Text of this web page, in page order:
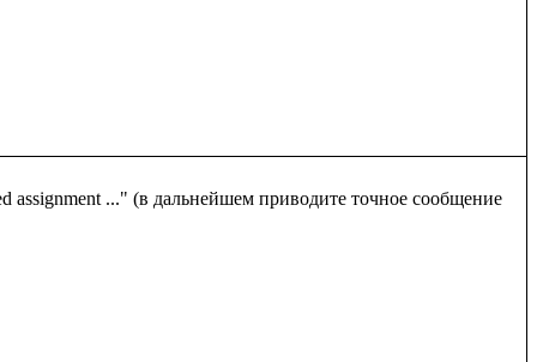
..." (в дальнейшем приводите точное сообщение